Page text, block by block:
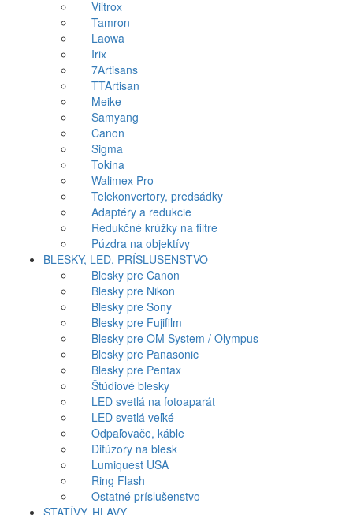
Viltrox
Tamron
Laowa
Irix
7Artisans
TTArtisan
Meike
Samyang
Canon
Sigma
Tokina
Walimex Pro
Telekonvertory, predsádky
Adaptéry a redukcie
Redukčné krúžky na filtre
Púzdra na objektívy
BLESKY, LED, PRÍSLUŠENSTVO
Blesky pre Canon
Blesky pre Nikon
Blesky pre Sony
Blesky pre Fujifilm
Blesky pre OM System / Olympus
Blesky pre Panasonic
Blesky pre Pentax
Štúdiové blesky
LED svetlá na fotoaparát
LED svetlá veľké
Odpaľovače, káble
Difúzory na blesk
Lumiquest USA
Ring Flash
Ostatné príslušenstvo
STATÍVY, HLAVY